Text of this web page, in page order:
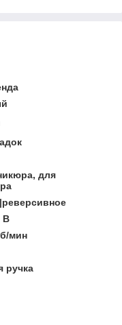
для
В
мин
ручка